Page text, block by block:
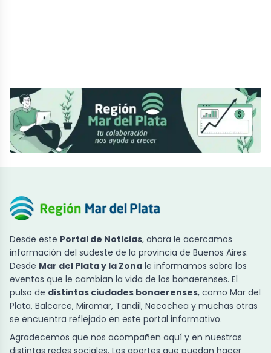
Desde este Portal de Noticias, ahora le acercamos
información del sudeste de la provincia de Buenos Aires.
Desde Mar del Plata y la Zona le informamos sobre los
eventos que le cambian la vida de los bonaerenses. El
pulso de distintas ciudades bonaerenses, como Mar del
Plata, Balcarce, Miramar, Tandil, Necochea y muchas otras
se encuentra reflejado en este portal informativo.
Agradecemos que nos acompañen aquí y en nuestras